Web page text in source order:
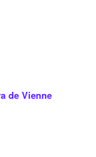
de Vienne